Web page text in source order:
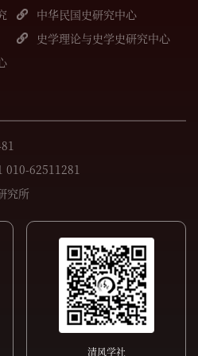
中华民国史研究中心
史学理论与史学史研究中心
010-62511281
究所
清风学社